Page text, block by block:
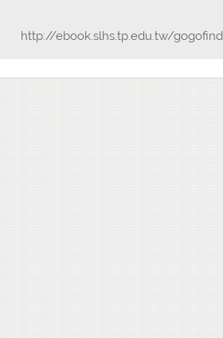
http://ebook.slhs.tp.edu.tw/